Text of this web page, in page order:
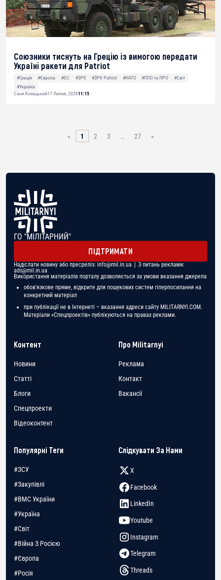
Союзники тиснуть на Грецію із вимогою передати
Україні ракети для Patriot
#Греція #Європа #ЄС #ЗРК #ЗРК Patriot #НАТО #ППО та ПРО
#Світ
#Україна
Саня Козацький17 Липня, 202611:15
« 1 2 3 … 27 »
ГО "МІЛІТАРНИЙ"
ПІДТРИМАТИ
Надіслати новину або пресреліз: info@mil.in.ua | З питань реклами:
ads@mil.in.ua
Використання матеріалів порталу дозволяється за умови вказання джерела
обов'язкове пряме, відкрите для пошукових систем гіперпосилання на
конкретний матеріал
при публікації не в Інтернеті – вказання адреси сайту MILITARNYI.COM.
Матеріали «Спецпроектів» публікуються на правах реклами.
Контент
Новини
Статті
Блоги
Спецпроекти
Відеоконтент
Про Militarnyi
Реклама
Контакт
Вакансії
Популярні Теги
#ЗСУ
#Закупівлі
#ВМС України
#Україна
#Світ
#Війна З Росією
#Європа
#Росія
Слідкувати За Нами
X
Facebook
LinkedIn
Youtube
Instagram
Telegram
Threads